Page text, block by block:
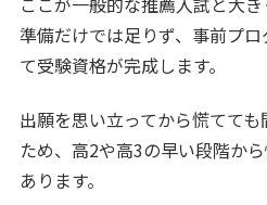
準備だけでは足りず、事前プ
て受験資格が完成します。
出願を思い立ってから慌てて
ため、高2や高3の早い段階か
あります。